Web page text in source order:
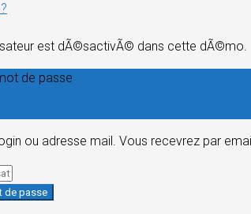
est dÃ©sactivÃ© dans cette dÃ©mo.
de passe
ou adresse mail. Vous recevrez par
de passe